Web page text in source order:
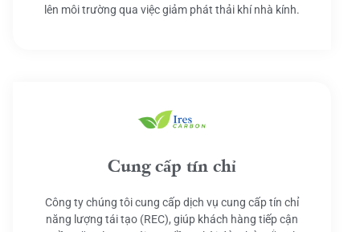
lên môi trường qua việc giảm phát thải khí nhà kính.
Cung cấp tín chỉ
Công ty chúng tôi cung cấp dịch vụ cung cấp tín chỉ
năng lượng tái tạo (REC), giúp khách hàng tiếp cận